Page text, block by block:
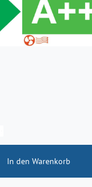
In den Warenkorb